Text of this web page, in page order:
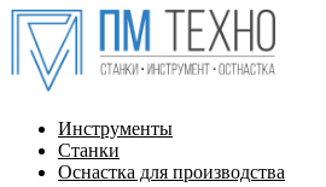
Инструменты
Станки
Оснастка для производства